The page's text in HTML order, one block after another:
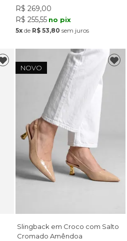
R$ 269,00
R$ 255,55 no pix
5x de R$ 53,80 sem juros
NOVO
Slingback em Croco com Salto
Cromado Amêndoa